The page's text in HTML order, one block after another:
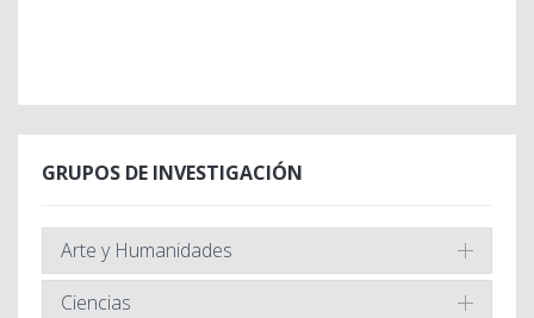
GRUPOS DE INVESTIGACIÓN
Arte y Humanidades
Ciencias